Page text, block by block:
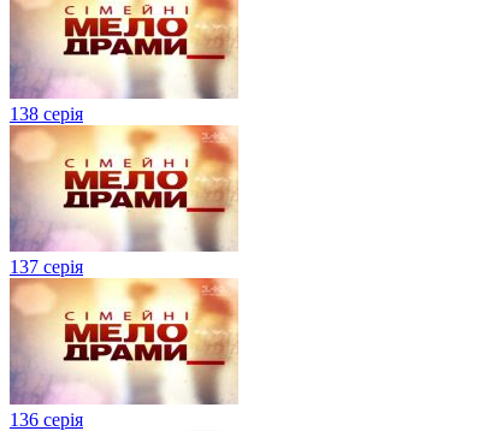
138 серія
137 серія
136 серія